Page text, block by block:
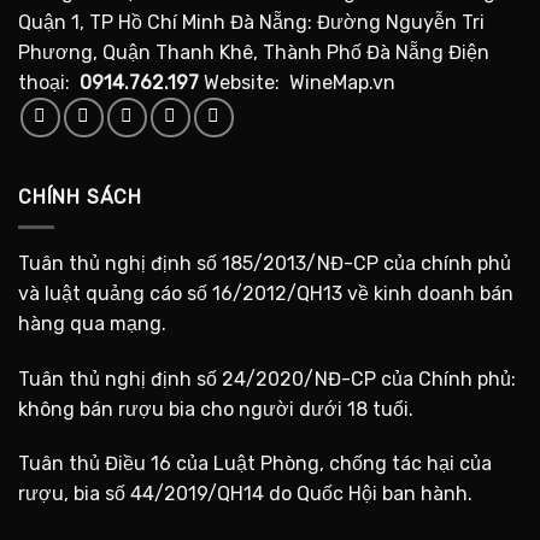
Quận 1, TP Hồ Chí Minh Đà Nẵng: Đường Nguyễn Tri
Phương, Quận Thanh Khê, Thành Phố Đà Nẵng Điện
thoại: 0914.762.197 Website: WineMap.vn
CHÍNH SÁCH
Tuân thủ nghị định số 185/2013/NĐ-CP của chính phủ
và luật quảng cáo số 16/2012/QH13 về kinh doanh bán
hàng qua mạng.
Tuân thủ nghị định số 24/2020/NĐ-CP của Chính phủ:
không bán rượu bia cho người dưới 18 tuổi.
Tuân thủ Điều 16 của Luật Phòng, chống tác hại của
rượu, bia số 44/2019/QH14 do Quốc Hội ban hành.